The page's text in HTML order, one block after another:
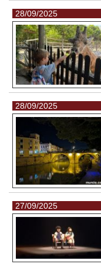
28/09/2025
28/09/2025
27/09/2025